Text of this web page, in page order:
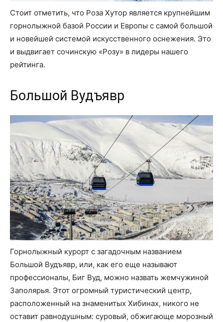
Стоит отметить, что Роза Хутор является крупнейшим
горнолыжной базой России и Европы с самой большой
и новейшей системой искусственного оснежения. Это
и выдвигает сочинскую «Розу» в лидеры нашего
рейтинга.
Большой Вудъявр
Горнолыжный курорт с загадочным названием
Большой Вудъявр, или, как его еще называют
профессионалы, Биг Вуд, можно назвать жемчужиной
Заполярья. Этот огромный туристический центр,
расположенный на знаменитых Хибинах, никого не
оставит равнодушным: суровый, обжигающе морозный